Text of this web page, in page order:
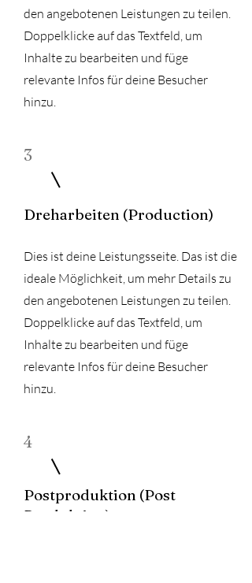
den angebotenen Leistungen zu teilen.
Doppelklicke auf das Textfeld, um
Inhalte zu bearbeiten und füge
relevante Infos für deine Besucher
hinzu.
3
Dreharbeiten (Production)
Dies ist deine Leistungsseite. Das ist die
ideale Möglichkeit, um mehr Details zu
den angebotenen Leistungen zu teilen.
Doppelklicke auf das Textfeld, um
Inhalte zu bearbeiten und füge
relevante Infos für deine Besucher
hinzu.
4
Postproduktion (Post
Produktion)